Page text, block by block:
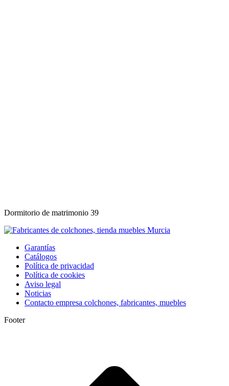
Dormitorio de matrimonio 39
Garantías
Catálogos
Política de privacidad
Política de cookies
Aviso legal
Noticias
Contacto empresa colchones, fabricantes, muebles
Footer